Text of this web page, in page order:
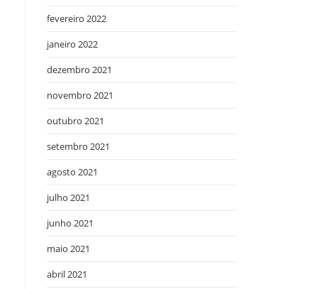
fevereiro 2022
janeiro 2022
dezembro 2021
novembro 2021
outubro 2021
setembro 2021
agosto 2021
julho 2021
junho 2021
maio 2021
abril 2021